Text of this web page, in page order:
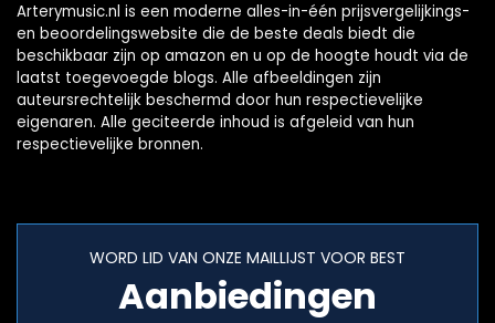
Arterymusic.nl is een moderne alles-in-één prijsvergelijkings-
en beoordelingswebsite die de beste deals biedt die
beschikbaar zijn op amazon en u op de hoogte houdt via de
laatst toegevoegde blogs. Alle afbeeldingen zijn
auteursrechtelijk beschermd door hun respectievelijke
eigenaren. Alle geciteerde inhoud is afgeleid van hun
respectievelijke bronnen.
WORD LID VAN ONZE MAILLIJST VOOR BEST
Aanbiedingen